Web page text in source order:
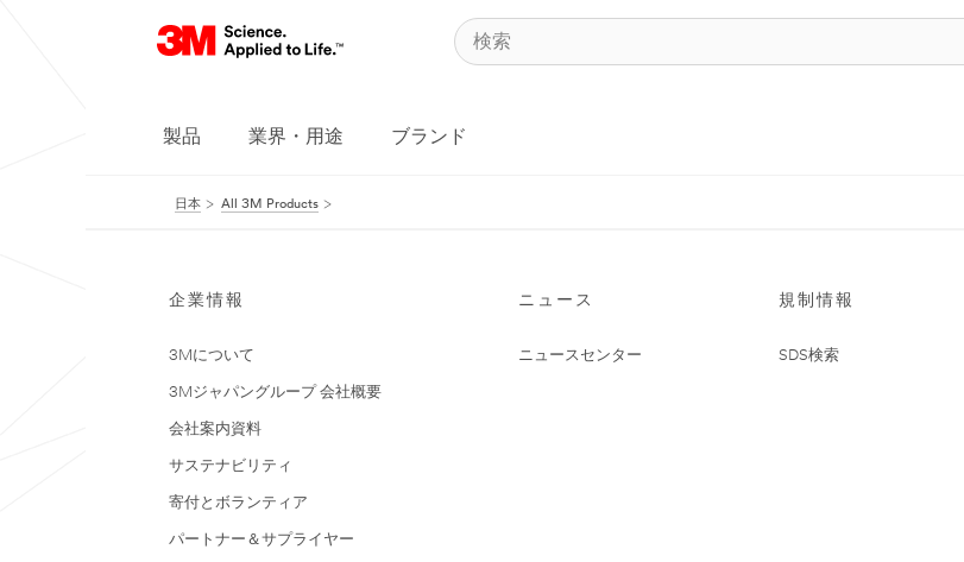
製品 業界・用途 ブランド
日本 All 3M Products
企業情報
3Mについて
3Mジャパングループ 会社概要
会社案内資料
サステナビリティ
寄付とボランティア
パートナー＆サプライヤー
ニュース
ニュースセンター
規制情報
SDS検索